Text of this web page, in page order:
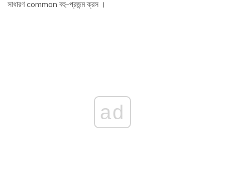
সাধারণ common বহু-প্রজন্ম ক্রস ।
ad